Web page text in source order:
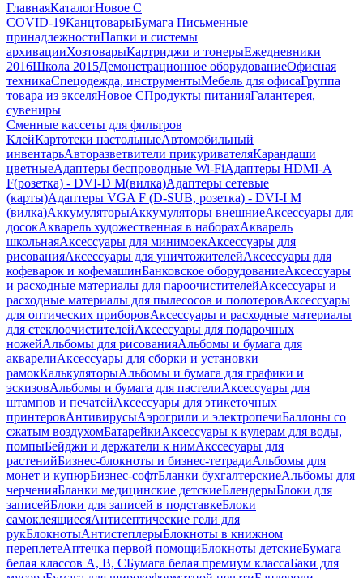
ГлавнаяКаталогНовое С
COVID-19КанцтоварыБумага Письменные
принадлежностиПапки и системы
архивацииХозтоварыКартриджи и тонерыЕжедневники
2016Школа 2015Демонстрационное оборудованиеОфисная
техникаСпецодежда, инструментыМебель для офисаГруппа
товара из экселяНовое СПродукты питанияГалантерея,
сувениры
Сменные кассеты для фильтров
КлейКартотеки настольныеАвтомобильный
инвентарьАвторазветвители прикуривателяКарандаши
цветныеАдаптеры беспроводные Wi-FiАдаптеры HDMI-A
F(розетка) - DVI-D M(вилка)Адаптеры сетевые
(карты)Адаптеры VGA F (D-SUB, розетка) - DVI-I M
(вилка)АккумуляторыАккумуляторы внешниеАксессуары для
досокАкварель художественная в наборахАкварель
школьнаяАксессуары для минимоекАксессуары для
рисованияАксессуары для уничтожителейАксессуары для
кофеварок и кофемашинБанковское оборудованиеАксессуары
и расходные материалы для пароочистителейАксессуары и
расходные материалы для пылесосов и полотеровАксессуары
для оптических приборовАксессуары и расходные материалы
для стеклоочистителейАксессуары для подарочных
ножейАльбомы для рисованияАльбомы и бумага для
акварелиАксессуары для сборки и установки
рамокКалькуляторыАльбомы и бумага для графики и
эскизовАльбомы и бумага для пастелиАксессуары для
штампов и печатейАксессуары для этикеточных
принтеровАнтивирусыАэрогрили и электропечиБаллоны со
сжатым воздухомБатарейкиАксессуары к кулерам для воды,
помпыБейджи и держатели к нимАкссесуары для
растенийБизнес-блокноты и бизнес-тетрадиАльбомы для
монет и купюрБизнес-софтБланки бухгалтерскиеАльбомы для
черченияБланки медицинские детскиеБлендерыБлоки для
записейБлоки для записей в подставкеБлоки
самоклеящиесяАнтисептические гели для
рукБлокнотыАнтистеплерыБлокноты в книжном
переплетеАптечка первой помощиБлокноты детскиеБумага
белая классов А, В, СБумага белая премиум классаБаки для